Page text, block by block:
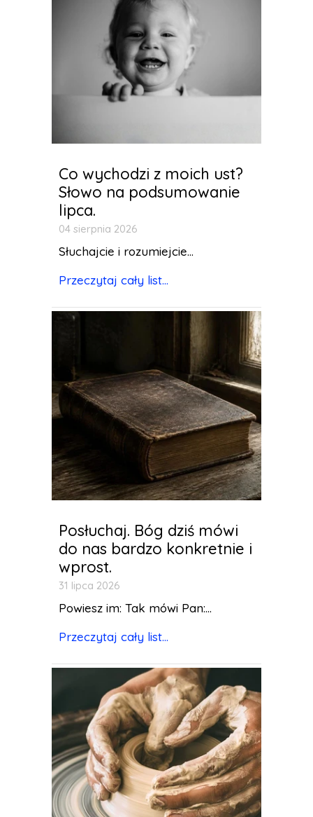
Co wychodzi z moich ust?
Słowo na podsumowanie
lipca.
04 sierpnia 2026
Słuchajcie i rozumiejcie...
Przeczytaj cały list...
Posłuchaj. Bóg dziś mówi
do nas bardzo konkretnie i
wprost.
31 lipca 2026
Powiesz im: Tak mówi Pan:...
Przeczytaj cały list...